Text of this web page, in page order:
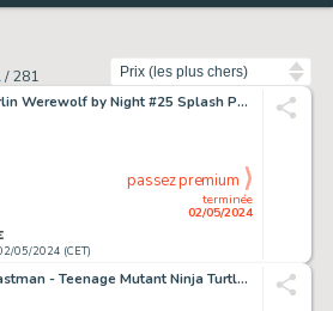
/281
Don Perlin Werewolf by Night #25 Splash Page 17 Original Art (Marvel, 1975).
05/2024 (CET)
terminée
02/05/2024
passez premium
Kevin Eastman - Teenage Mutant Ninja Turtles Illustration Original Art (2011).